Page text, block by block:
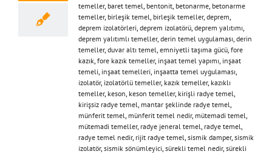
temeller, baret temel, bentonit, betonarme, betonarme
temeller, birleşik temel, birleşik temeller, deprem,
deprem izolatörleri, deprem izolatörü, deprem yalıtımı,
deprem yalıtımlı temeller, derin temel uygulaması, derin
temeller, duvar altı temel, emniyetli taşıma gücü, fore
kazık, fore kazık temeller, inşaat temel yapımı, inşaat
temeli, inşaat temelleri, inşaatta temel uygulaması,
izolatör, izolatörlü temeller, kazık temeller, kazıklı
temeller, keson, keson temeller, kirişli radye temel,
kirişsiz radye temel, mantar şeklinde radye temel,
münferit temel, münferit temel nedir, mütemadi temel,
mütemadi temeller, radye jeneral temel, radye temel,
radye temel nedir, rijit radye temel, sismik damper, sismik
izolatör, sismik sönümleyici, sürekli temel nedir, sürekli